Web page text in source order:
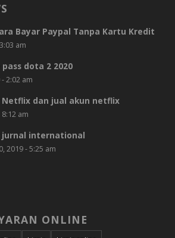
Bayar Paypal Tanpa Kartu Kredit
am
dota 2 2020
2:02 am
Netflix dan jual akun netflix
am
jurnal international
2019 - 5:25 am
ONLINE